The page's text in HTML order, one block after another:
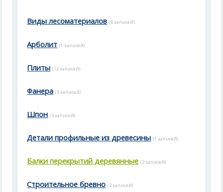
Виды лесоматериалов (6 записей)
Арболит (1 записей)
Плиты (12 записей)
Фанера (5 записей)
Шпон (3 записей)
Детали профильные из древесины (1 записей)
Балки перекрытий деревянные (2 записей)
Строительное бревно (3 записей)